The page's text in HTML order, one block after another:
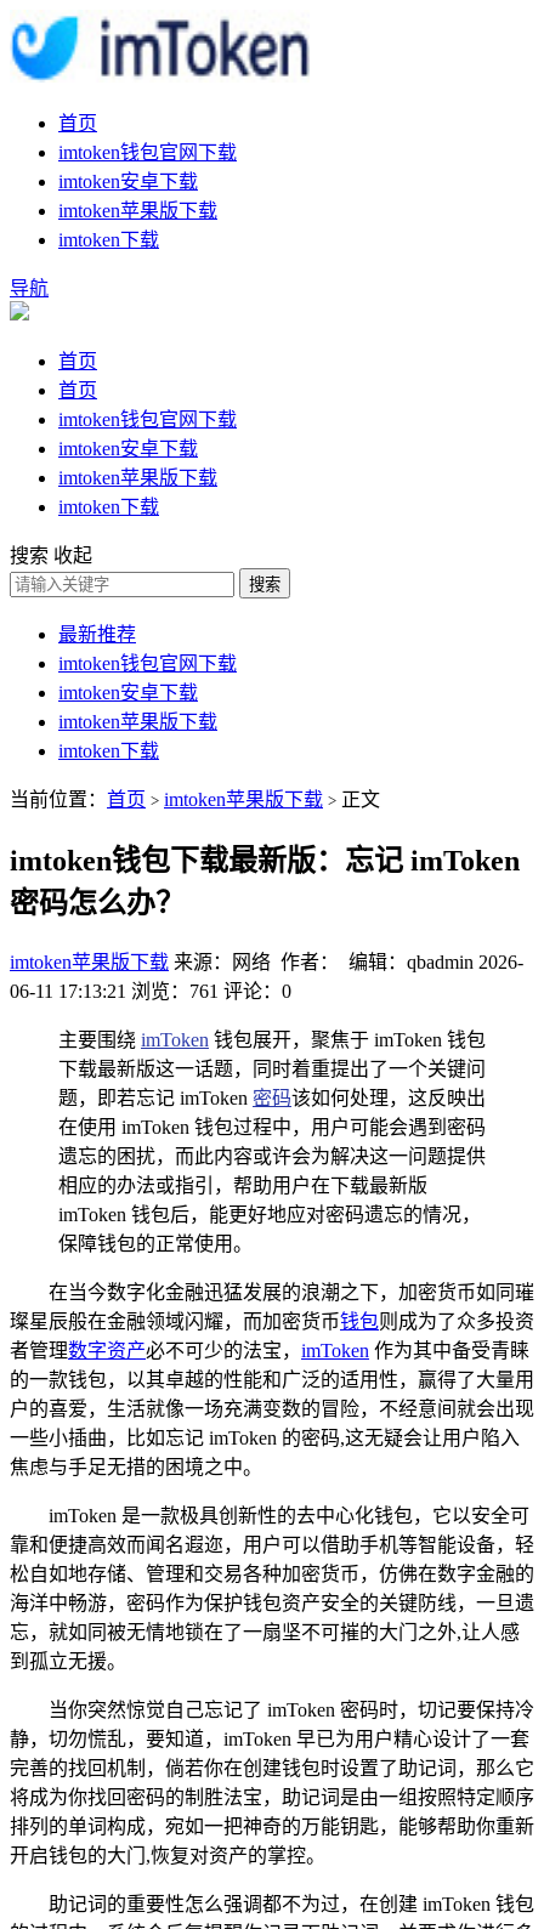
首页
imtoken钱包官网下载
imtoken安卓下载
imtoken苹果版下载
imtoken下载
导航
首页
首页
imtoken钱包官网下载
imtoken安卓下载
imtoken苹果版下载
imtoken下载
搜索 收起
搜索
最新推荐
imtoken钱包官网下载
imtoken安卓下载
imtoken苹果版下载
imtoken下载
当前位置： 首页 > imtoken苹果版下载 > 正文
imtoken钱包下载最新版：忘记 imToken
密码怎么办？
imtoken苹果版下载 来源：网络 作者： 编辑：qbadmin 2026-
06-11 17:13:21 浏览：761 评论：0
主要围绕 imToken 钱包展开，聚焦于 imToken 钱包
下载最新版这一话题，同时着重提出了一个关键问
题，即若忘记 imToken 密码该如何处理，这反映出
在使用 imToken 钱包过程中，用户可能会遇到密码
遗忘的困扰，而此内容或许会为解决这一问题提供
相应的办法或指引，帮助用户在下载最新版
imToken 钱包后，能更好地应对密码遗忘的情况，
保障钱包的正常使用。
在当今数字化金融迅猛发展的浪潮之下，加密货币如同璀
璨星辰般在金融领域闪耀，而加密货币钱包则成为了众多投资
者管理数字资产必不可少的法宝， imToken 作为其中备受青睐
的一款钱包，以其卓越的性能和广泛的适用性，赢得了大量用
户的喜爱，生活就像一场充满变数的冒险，不经意间就会出现
一些小插曲，比如忘记 imToken 的密码,这无疑会让用户陷入
焦虑与手足无措的困境之中。
imToken 是一款极具创新性的去中心化钱包，它以安全可
靠和便捷高效而闻名遐迩，用户可以借助手机等智能设备，轻
松自如地存储、管理和交易各种加密货币，仿佛在数字金融的
海洋中畅游，密码作为保护钱包资产安全的关键防线，一旦遗
忘，就如同被无情地锁在了一扇坚不可摧的大门之外,让人感
到孤立无援。
当你突然惊觉自己忘记了 imToken 密码时，切记要保持冷
静，切勿慌乱，要知道，imToken 早已为用户精心设计了一套
完善的找回机制，倘若你在创建钱包时设置了助记词，那么它
将成为你找回密码的制胜法宝，助记词是由一组按照特定顺序
排列的单词构成，宛如一把神奇的万能钥匙，能够帮助你重新
开启钱包的大门,恢复对资产的掌控。
助记词的重要性怎么强调都不为过，在创建 imToken 钱包